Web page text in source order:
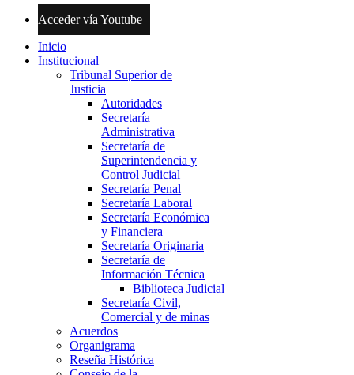
Acceder vía Youtube
Inicio
Institucional
Tribunal Superior de
Justicia
Autoridades
Secretaría
Administrativa
Secretaría de
Superintendencia y
Control Judicial
Secretaría Penal
Secretaría Laboral
Secretaría Económica
y Financiera
Secretaría Originaria
Secretaría de
Información Técnica
Biblioteca Judicial
Secretaría Civil,
Comercial y de minas
Acuerdos
Organigrama
Reseña Histórica